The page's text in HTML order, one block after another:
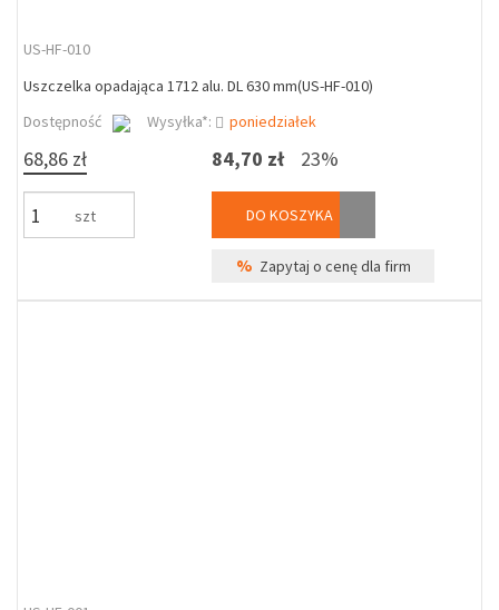
US-HF-010
Uszczelka opadająca 1712 alu. DL 630 mm(US-HF-010)
Dostępność
Wysyłka*: poniedziałek
68,86 zł
szt
84,70 zł 23%
DO KOSZYKA
% Zapytaj o cenę dla firm